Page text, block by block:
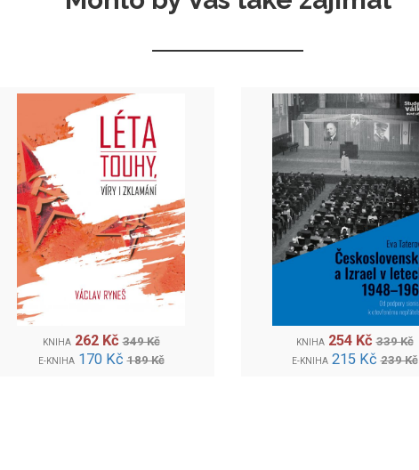
KNIHA 262 Kč 349 Kč
E-KNIHA 170 Kč 189 Kč
KNIHA 254 Kč 339 Kč
E-KNIHA 215 Kč 239 Kč